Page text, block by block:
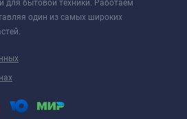
для бытовой техники. Работаем
один из самых широких